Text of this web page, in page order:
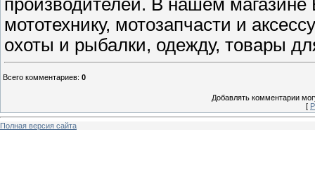
производителей. В нашем
мототехнику, мотозапчасти и
охоты и рыбалки, одежду, товары
Всего комментариев: 0
Добавлять комментарии
[
Полная версия сайта